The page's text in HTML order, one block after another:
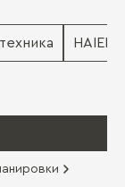
HAIER